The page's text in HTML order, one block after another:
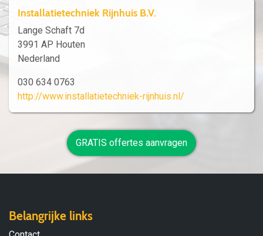
Installatietechniek Rijnhuis B.V.
Lange Schaft 7d
3991 AP Houten
Nederland
030 634 0763
http://www.installatietechniek-rijnhuis.nl/
GRATIS offertes aanvragen
Belangrijke links